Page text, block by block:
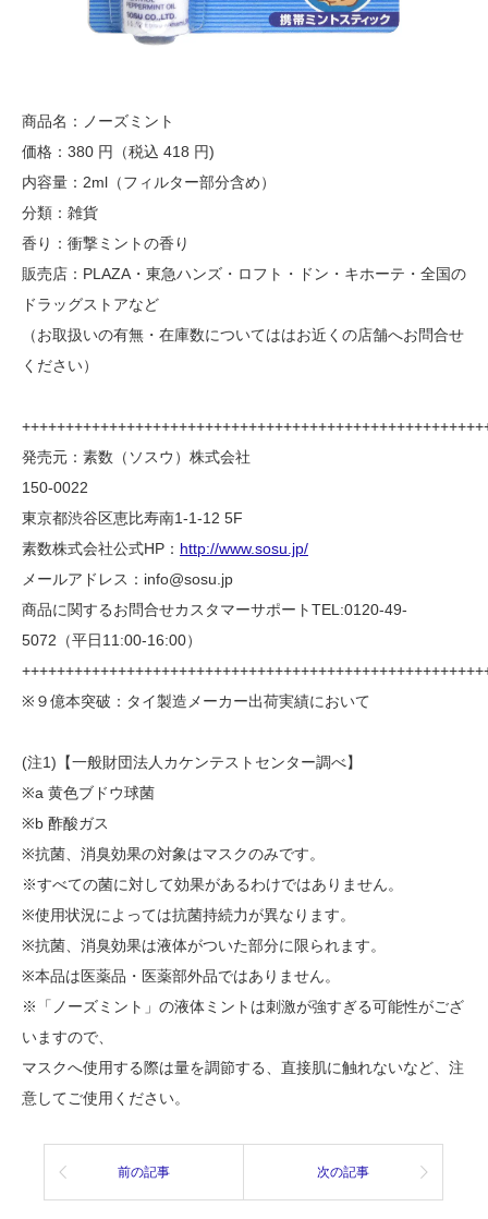
商品名：ノーズミント
価格：380 円（税込 418 円)
内容量：2ml（フィルター部分含め）
分類：雑貨
香り：衝撃ミントの香り
販売店：PLAZA・東急ハンズ・ロフト・ドン・キホーテ・全国の
ドラッグストアなど
（お取扱いの有無・在庫数についてははお近くの店舗へお問合せ
ください）
発売元：素数（ソスウ）株式会社
150-0022
東京都渋谷区恵比寿南1-1-12 5F
素数株式会社公式HP： http://www.sosu.jp/
メールアドレス：info@sosu.jp
商品に関するお問合せカスタマーサポートTEL:0120-49-
5072（平日11:00-16:00）
※９億本突破：タイ製造メーカー出荷実績において
(注1)【一般財団法人カケンテストセンター調べ】
※a 黄色ブドウ球菌
※b 酢酸ガス
※抗菌、消臭効果の対象はマスクのみです。
※すべての菌に対して効果があるわけではありません。
※使用状況によっては抗菌持続力が異なります。
※抗菌、消臭効果は液体がついた部分に限られます。
※本品は医薬品・医薬部外品ではありません。
※「ノーズミント」の液体ミントは刺激が強すぎる可能性がござ
いますので、
マスクへ使用する際は量を調節する、直接肌に触れないなど、注
意してご使用ください。
前の記事 次の記事